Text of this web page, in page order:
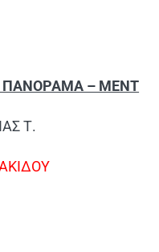
ΠΑΝΟΡΑΜΑ – ΜΕΝΤ
Τ.